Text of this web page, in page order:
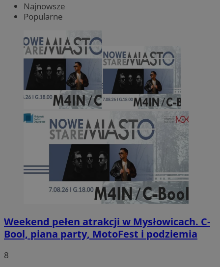
Najnowsze
Popularne
Weekend pełen atrakcji w Mysłowicach. C-
Bool, piana party, MotoFest i podziemia
8